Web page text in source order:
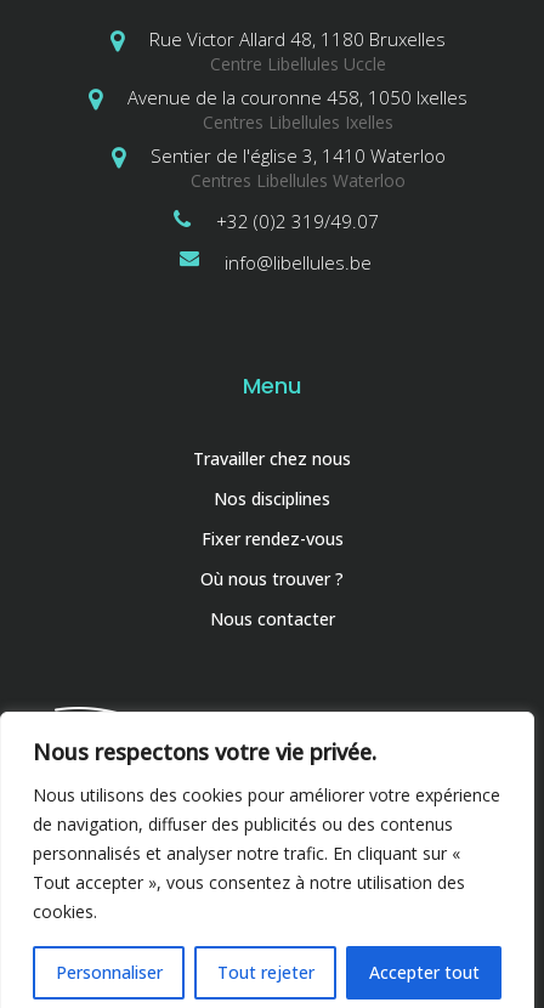
Nous respectons votre vie privée.
Nous utilisons des cookies pour améliorer votre expérience
de navigation, diffuser des publicités ou des contenus
personnalisés et analyser notre trafic. En cliquant sur «
Tout accepter », vous consentez à notre utilisation des
cookies.
Personnaliser Tout rejeter Accepter tout
Rue Victor Allard 48, 1180 Bruxelles
Centre Libellules Uccle
Avenue de la couronne 458, 1050 Ixelles
Centres Libellules Ixelles
Sentier de l'église 3, 1410 Waterloo
Centres Libellules Waterloo
+32 (0)2 319/49.07
info@libellules.be
Menu
Travailler chez nous
Nos disciplines
Fixer rendez-vous
Où nous trouver ?
Nous contacter
Rendez-vous